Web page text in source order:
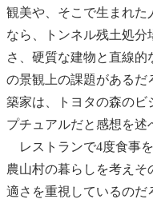
観美や、そこで生まれた
なら、トンネル残土処分
さ、硬質な建物と直線
の景観上の課題があるだ
築家は、トヨタの森のビ
プチュアルだと感想を述
レストランで4度食事
農山村の暮らしを考え
適さを重視しているのだ